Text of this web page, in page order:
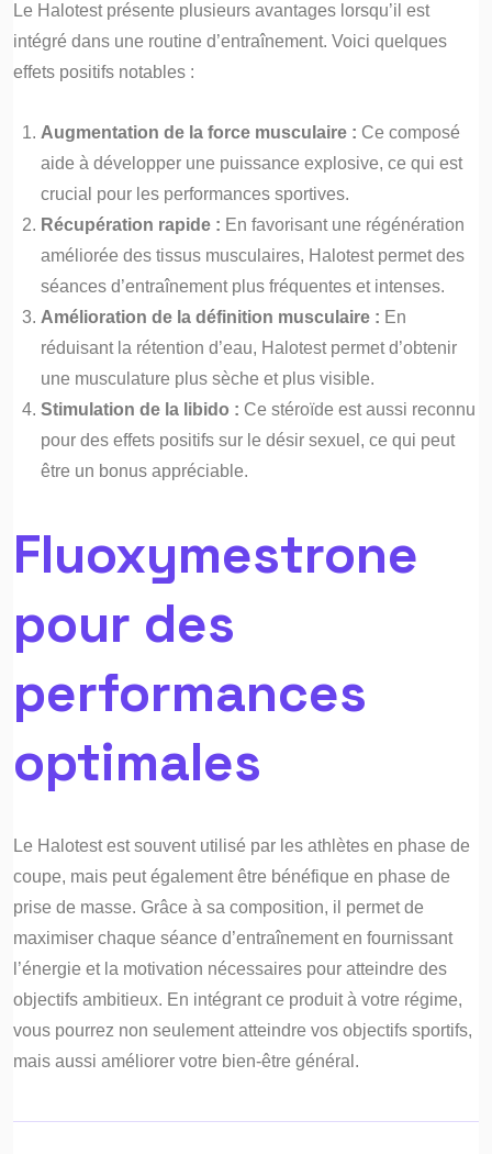
Le Halotest présente plusieurs avantages lorsqu’il est
intégré dans une routine d’entraînement. Voici quelques
effets positifs notables :
Augmentation de la force musculaire : Ce composé
aide à développer une puissance explosive, ce qui est
crucial pour les performances sportives.
Récupération rapide : En favorisant une régénération
améliorée des tissus musculaires, Halotest permet des
séances d’entraînement plus fréquentes et intenses.
Amélioration de la définition musculaire : En
réduisant la rétention d’eau, Halotest permet d’obtenir
une musculature plus sèche et plus visible.
Stimulation de la libido : Ce stéroïde est aussi reconnu
pour des effets positifs sur le désir sexuel, ce qui peut
être un bonus appréciable.
Fluoxymestrone
pour des
performances
optimales
Le Halotest est souvent utilisé par les athlètes en phase de
coupe, mais peut également être bénéfique en phase de
prise de masse. Grâce à sa composition, il permet de
maximiser chaque séance d’entraînement en fournissant
l’énergie et la motivation nécessaires pour atteindre des
objectifs ambitieux. En intégrant ce produit à votre régime,
vous pourrez non seulement atteindre vos objectifs sportifs,
mais aussi améliorer votre bien-être général.